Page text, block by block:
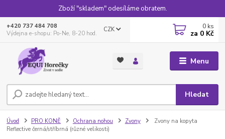
Zboží "skladem" odesíláme obratem.
Menu
CZK
Hledat
+420 737 484 708
Výdejna e-shopu: Po-Ne, 8-20 hod.
0 ks
za 0 Kč
Úvod PRO KONĚ Ochrana nohou Zvony
Zvony na kopyta
Reflective černá/stříbrná (různé velikosti)